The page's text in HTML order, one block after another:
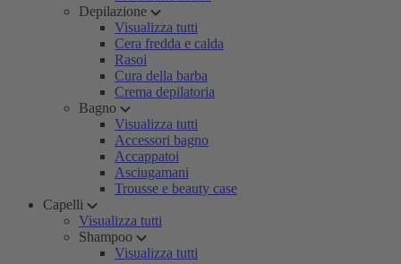
Depilazione
Visualizza tutti
Cera fredda e calda
Rasoi
Cura della barba
Crema depilatoria
Bagno
Visualizza tutti
Accessori bagno
Accappatoi
Asciugamani
Trousse e beauty case
Capelli
Visualizza tutti
Shampoo
Visualizza tutti